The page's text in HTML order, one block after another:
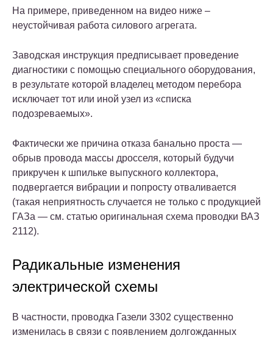
На примере, приведенном на видео ниже –
неустойчивая работа силового агрегата.
Заводская инструкция предписывает проведение
диагностики с помощью специального оборудования,
в результате которой владелец методом перебора
исключает тот или иной узел из «списка
подозреваемых».
Фактически же причина отказа банально проста —
обрыв провода массы дросселя, который будучи
прикручен к шпильке выпускного коллектора,
подвергается вибрации и попросту отваливается
(такая неприятность случается не только с продукцией
ГАЗа — см. статью оригинальная схема проводки ВАЗ
2112).
Радикальные изменения
электрической схемы
В частности, проводка Газели 3302 существенно
изменилась в связи с появлением долгожданных